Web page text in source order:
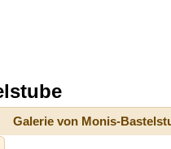
Galerie von Monis-